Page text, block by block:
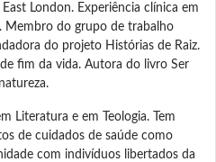
London. Experiência clínica em
Membro do grupo de trabalho
do projeto Histórias de Raiz.
fim da vida. Autora do livro Ser
Literatura e em Teologia. Tem
de cuidados de saúde como
com indivíduos libertados da